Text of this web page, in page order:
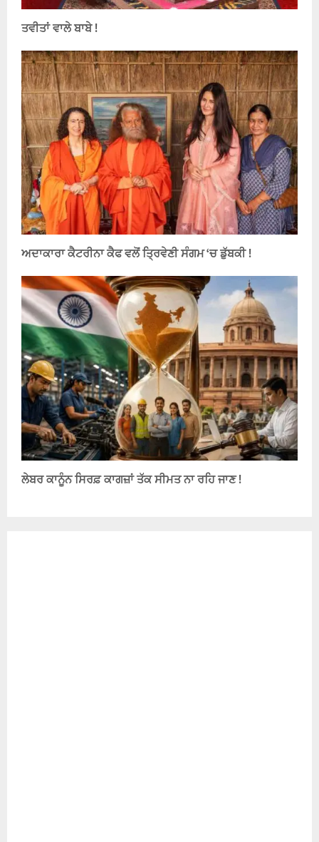
ਤਵੀਤਾਂ ਵਾਲੇ ਬਾਬੇ !
ਅਦਾਕਾਰਾ ਕੈਟਰੀਨਾ ਕੈਫ ਵਲੋਂ ਤ੍ਰਿਵੇਣੀ ਸੰਗਮ ‘ਚ ਡੁੱਬਕੀ !
ਲੇਬਰ ਕਾਨੂੰਨ ਸਿਰਫ਼ ਕਾਗਜ਼ਾਂ ਤੱਕ ਸੀਮਤ ਨਾ ਰਹਿ ਜਾਣ !